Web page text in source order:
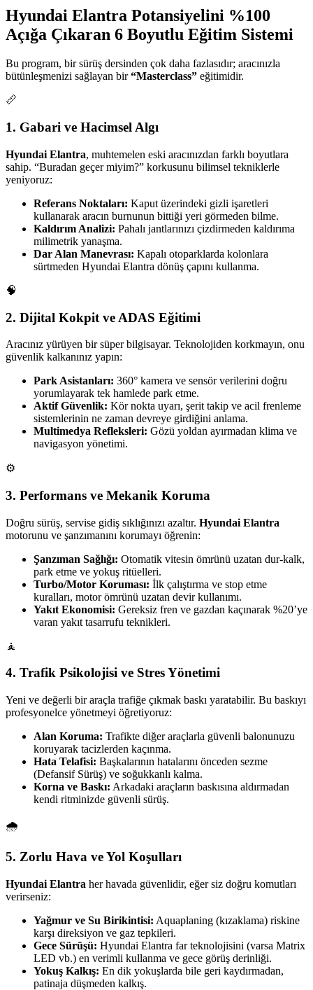
Hyundai Elantra Potansiyelini %100
Açığa Çıkaran 6 Boyutlu Eğitim Sistemi
Bu program, bir sürüş dersinden çok daha fazlasıdır; aracınızla
bütünleşmenizi sağlayan bir“Masterclass” eğitimidir.
📏
1. Gabari ve Hacimsel Algı
Hyundai Elantra, muhtemelen eski aracınızdan farklı boyutlara
sahip. “Buradan geçer miyim?” korkusunu bilimsel tekniklerle
yeniyoruz:
Referans Noktaları: Kaput üzerindeki gizli işaretleri
kullanarak aracın burnunun bittiği yeri görmeden bilme.
Kaldırım Analizi: Pahalı jantlarınızı çizdirmeden kaldırıma
milimetrik yanaşma.
Dar Alan Manevrası: Kapalı otoparklarda kolonlara
sürtmeden Hyundai Elantra dönüş çapını kullanma.
🧠
2. Dijital Kokpit ve ADAS Eğitimi
Aracınız yürüyen bir süper bilgisayar. Teknolojiden korkmayın, onu
güvenlik kalkanınız yapın:
Park Asistanları: 360° kamera ve sensör verilerini doğru
yorumlayarak tek hamlede park etme.
Aktif Güvenlik: Kör nokta uyarı, şerit takip ve acil frenleme
sistemlerinin ne zaman devreye girdiğini anlama.
Multimedya Refleksleri: Gözü yoldan ayırmadan klima ve
navigasyon yönetimi.
⚙️
3. Performans ve Mekanik Koruma
Doğru sürüş, servise gidiş sıklığınızı azaltır. Hyundai Elantra
motorunu ve şanzımanını korumayı öğrenin:
Şanzıman Sağlığı: Otomatik vitesin ömrünü uzatan dur-kalk,
park etme ve yokuş ritüelleri.
Turbo/Motor Koruması: İlk çalıştırma ve stop etme
kuralları, motor ömrünü uzatan devir kullanımı.
Yakıt Ekonomisi: Gereksiz fren ve gazdan kaçınarak %20’ye
varan yakıt tasarrufu teknikleri.
🧘
4. Trafik Psikolojisi ve Stres Yönetimi
Yeni ve değerli bir araçla trafiğe çıkmak baskı yaratabilir. Bu baskıyı
profesyonelce yönetmeyi öğretiyoruz:
Alan Koruma: Trafikte diğer araçlarla güvenli balonunuzu
koruyarak tacizlerden kaçınma.
Hata Telafisi: Başkalarının hatalarını önceden sezme
(Defansif Sürüş) ve soğukkanlı kalma.
Korna ve Baskı: Arkadaki araçların baskısına aldırmadan
kendi ritminizde güvenli sürüş.
🌧️
5. Zorlu Hava ve Yol Koşulları
Hyundai Elantra her havada güvenlidir, eğer siz doğru komutları
verirseniz:
Yağmur ve Su Birikintisi: Aquaplaning (kızaklama) riskine
karşı direksiyon ve gaz tepkileri.
Gece Sürüşü: Hyundai Elantra far teknolojisini (varsa Matrix
LED vb.) en verimli kullanma ve gece görüş derinliği.
Yokuş Kalkış: En dik yokuşlarda bile geri kaydırmadan,
patinaja düşmeden kalkış.